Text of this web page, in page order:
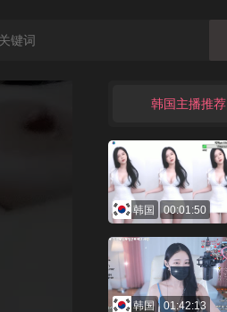
韩国主播推荐
韩国 00:01:50
韩国 01:42:13